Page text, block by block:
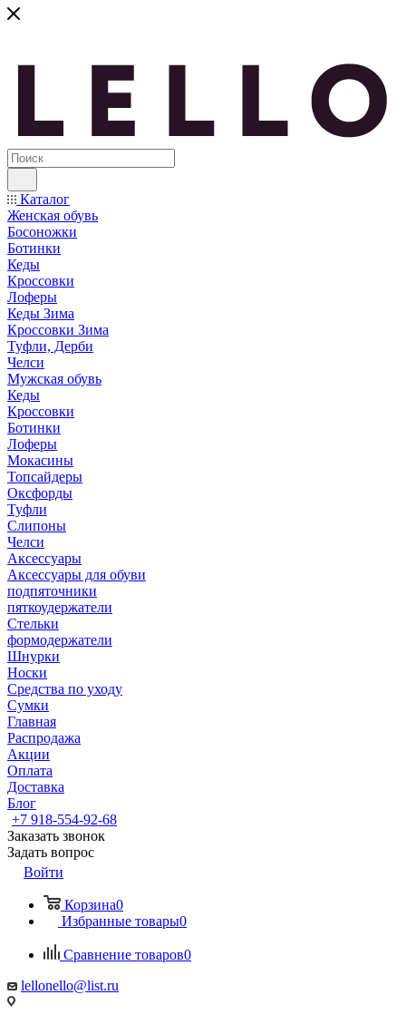
Каталог
Женская обувь
Босоножки
Ботинки
Кеды
Кроссовки
Лоферы
Кеды Зима
Кроссовки Зима
Туфли, Дерби
Челси
Мужская обувь
Кеды
Кроссовки
Ботинки
Лоферы
Мокасины
Топсайдеры
Оксфорды
Туфли
Слипоны
Челси
Аксессуары
Аксессуары для обуви
подпяточники
пяткоудержатели
Стельки
формодержатели
Шнурки
Носки
Средства по уходу
Сумки
Главная
Распродажа
Акции
Оплата
Доставка
Блог
+7 918-554-92-68
Заказать звонок
Задать вопрос
Войти
Корзина0
Избранные товары0
Сравнение товаров0
lellonello@list.ru